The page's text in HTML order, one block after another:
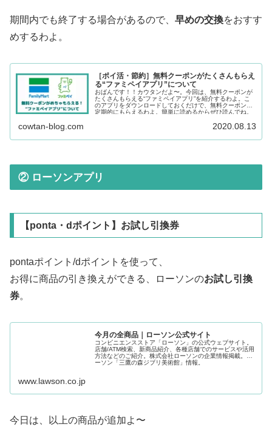
期間内でも終了する場合があるので、 早めの交換をおすす
めするわよ。
［ポイ活・節約］無料クーポンがたくさんもらえ
る“ファミペイアプリ”について
おばんです！！カウタンだよ〜。今回は、無料クーポンが
たくさんもらえる“ファミペイアプリ”を紹介するわよ。こ
のアプリをダウンロードしておくだけで、無料クーポンが
定期的にもらえるわよ。簡単に読めるからぜひ読んでね。
cowtan-blog.com 2020.08.13
② ローソンアプリ
【ponta・dポイント】お試し引換券
pontaポイント/dポイントを使って、
お得に商品の引き換えができる、ローソンのお試し引換
券。
今月の全商品｜ローソン公式サイト
コンビニエンスストア「ローソン」の公式ウェブサイト。
店舗/ATM検索、新商品紹介、各種店舗でのサービスや活用
方法などのご紹介。株式会社ローソンの企業情報掲載。ロ
ーソン「三鷹の森ジブリ美術館」情報。
www.lawson.co.jp
今日は、以上の商品が追加よ〜